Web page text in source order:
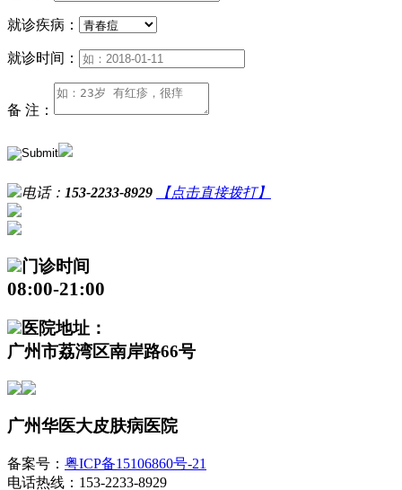
就诊疾病：
就诊时间：
备 注：
电话： 153-2233-8929 【点击直接拨打】
门诊时间
08:00-21:00
医院地址：
广州市荔湾区南岸路66号
广州华医大皮肤病医院
备案号： 粤ICP备15106860号-21
电话热线：153-2233-8929